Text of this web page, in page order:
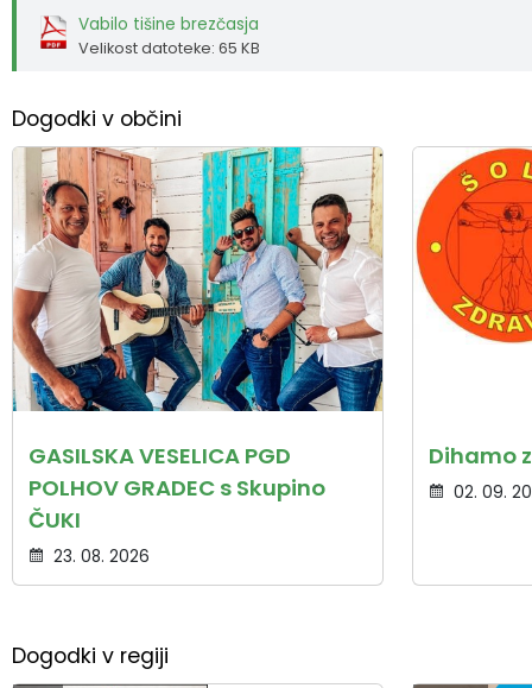
Vabilo tišine brezčasja
Velikost datoteke: 65 KB
Dogodki v občini
GASILSKA VESELICA PGD
POLHOV GRADEC s Skupino
ČUKI
23. 08. 2026
Dihamo
02. 09.
Dogodki v regiji